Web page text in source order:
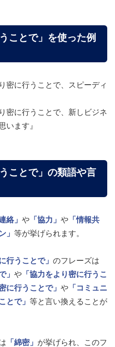
ことで」を使った例
密に行うことで、スピーディ
密に行うことで、新しビジネ
います』
ことで」の類語や言
絡」 や 「協力」 や 「情報共
」 等が挙げられます。
行うことで」 のフレーズは
」 や 「協力をより密に行うこ
に行うことで」 や 「コミュニ
とで」 等と言い換えることが
「綿密」 が挙げられ、このフ